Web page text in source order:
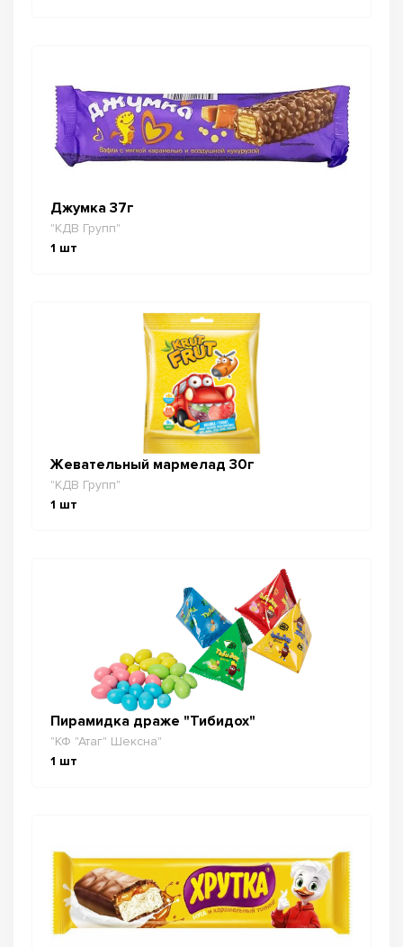
Джумка 37г
"КДВ Групп"
1 шт
Жевательный мармелад 30г
"КДВ Групп"
1 шт
Пирамидка драже "Тибидох"
"КФ "Атаг" Шексна"
1 шт